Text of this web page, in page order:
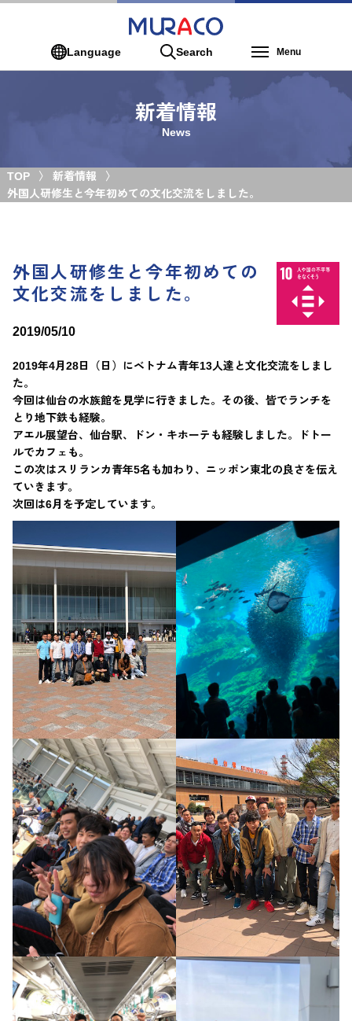
Language Search Menu
新着情報
News
TOP
新着情報
外国人研修生と今年初めての文化交流をしました。
外国人研修生と今年初めての
文化交流をしました。
2019/05/10
2019年4月28日（日）にベトナム青年13人達と文化交流をしまし
た。
今回は仙台の水族館を見学に行きました。その後、皆でランチを
とり地下鉄も経験。
アエル展望台、仙台駅、ドン・キホーテも経験しました。ドトー
ルでカフェも。
この次はスリランカ青年5名も加わり、ニッポン東北の良さを伝え
ていきます。
次回は6月を予定しています。